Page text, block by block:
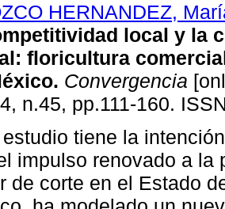
HERNANDEZ,
local y la
: floricultura
. Convergencia
n.45, pp.111-160.
tiene la
impulso renovado a la
de corte en el Estado